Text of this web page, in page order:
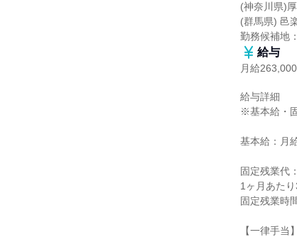
(神奈川県)
(群馬県) 邑
勤務候補地
給与
月給
給与詳細
※基本給・
基本給：月
固定残業代
1ヶ月あた
固定残業時
【一律手当】